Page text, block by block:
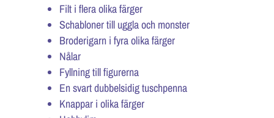
Filt i flera olika färger
Schabloner till uggla och monster
Broderigarn i fyra olika färger
Nålar
Fyllning till figurerna
En svart dubbelsidig tuschpenna
Knappar i olika färger